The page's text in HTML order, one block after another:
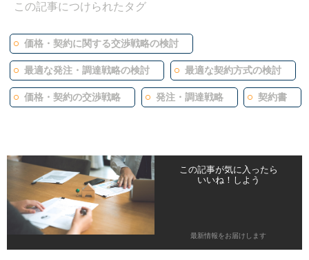
この記事につけられたタグ
価格・契約に関する交渉戦略の検討
最適な発注・調達戦略の検討 最適な契約方式の検討
価格・契約の交渉戦略 発注・調達戦略 契約書
この記事が気に入ったら
いいね！しよう
最新情報をお届けします